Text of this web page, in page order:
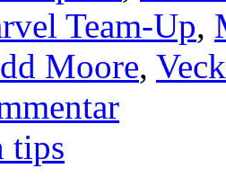
Team-Up,
Moore,
tips